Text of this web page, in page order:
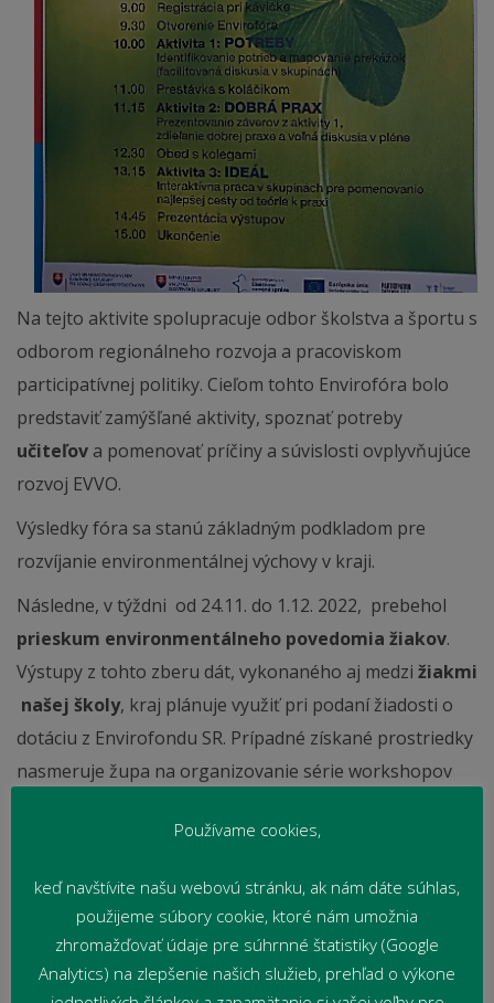
Na tejto aktivite spolupracuje odbor školstva a športu s
odborom regionálneho rozvoja a pracoviskom
participatívnej politiky. Cieľom tohto Envirofóra bolo
predstaviť zamýšľané aktivity, spoznať potreby
učiteľov a pomenovať príčiny a súvislosti ovplyvňujúce
rozvoj EVVO.
Výsledky fóra sa stanú základným podkladom pre
rozvíjanie environmentálnej výchovy v kraji.
Následne, v týždni od 24.11. do 1.12. 2022, prebehol
prieskum environmentálneho povedomia žiakov.
Výstupy z tohto zberu dát, vykonaného aj medzi žiakmi
našej školy, kraj plánuje využiť pri podaní žiadosti o
dotáciu z Envirofondu SR. Prípadné získané prostriedky
nasmeruje župa na organizovanie série workshopov
prieskumu ako nedostatočné, prípadne témy, o ktoré
Ing. Monika Švekušová
Používame cookies,
keď navštívite našu webovú stránku, ak nám dáte súhlas,
použijeme súbory cookie, ktoré nám umožnia
zhromažďovať údaje pre súhrnné štatistiky (Google
Analytics) na zlepšenie našich služieb, prehľad o výkone